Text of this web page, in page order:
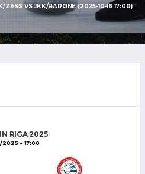
VS JKK/BARONE (2025-10-16 17:00)
RIGA 2025
2025 17:00